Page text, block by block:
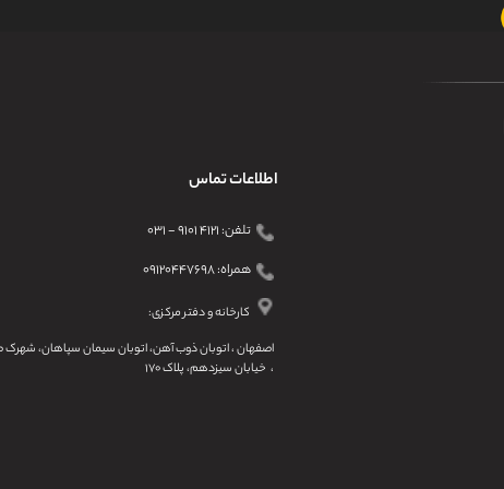
اطلاعات تماس
تلفن: ۴۱۲۱ ۹۱۰۱ - ۰۳۱
همراه: ۰۹۱۲۰۴۴۷۶۹۸
کارخانه و دفتر مرکزی:
اصفهان ، اتوبان ذوب آهن، اتوبان سیمان سپاهان،
، خیابان سیزدهم، پلاک ۱۷۰